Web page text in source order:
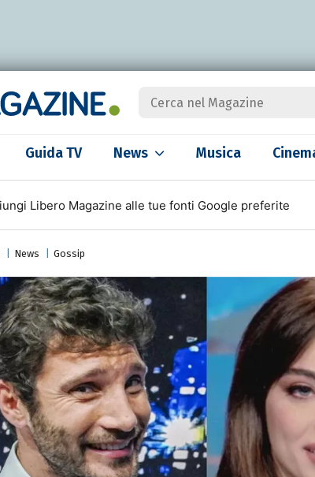
Guida TV News Musica
Libero Magazine alle tue fonti Google preferite
News Gossip